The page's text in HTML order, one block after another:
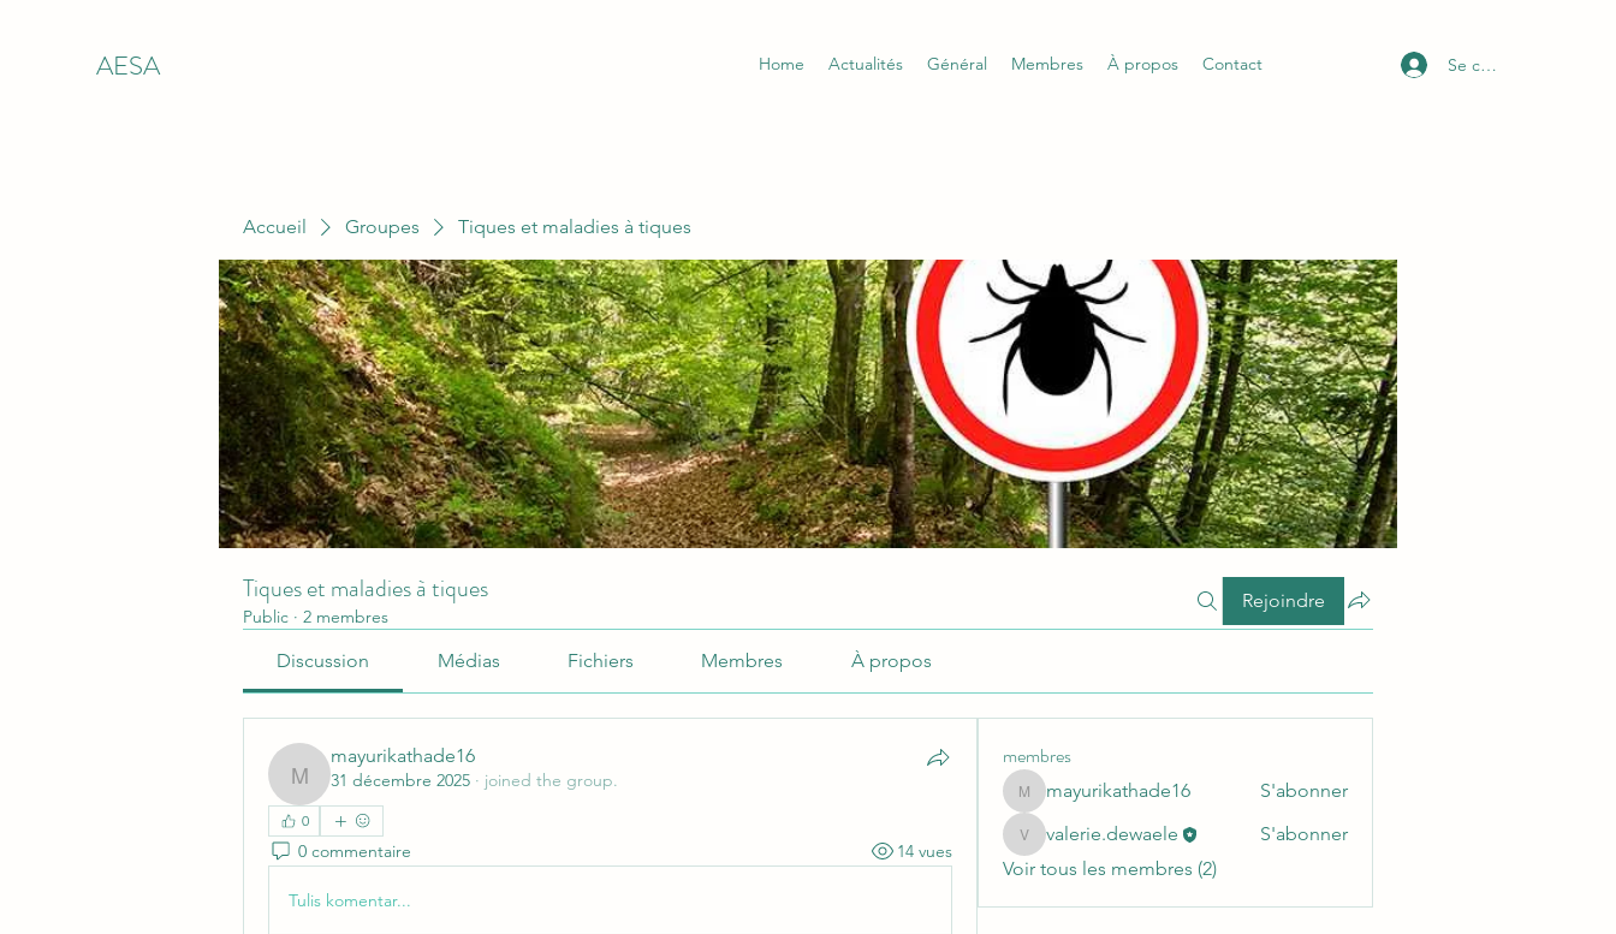
AESA Home Actualités Général Membres À propos Contact Se connecter
Accueil Groupes Tiques et maladies à tiques
Tiques et maladies à tiques
Public · 2 membres
Rejoindre
Discussion Médias Fichiers Membres À propos
mayurikathade16
mayurikathade16
31 décembre 2025 · joined the group.
0
0 commentaire 14 vues
Tulis komentar...
membres
mayurikathade16
mayurikathade16 S'abonner
valerie.dewaele
valerie.dewaele
S'abonner
Voir tous les membres (2)